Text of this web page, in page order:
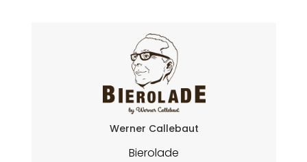
Werner Callebaut
Bierolade